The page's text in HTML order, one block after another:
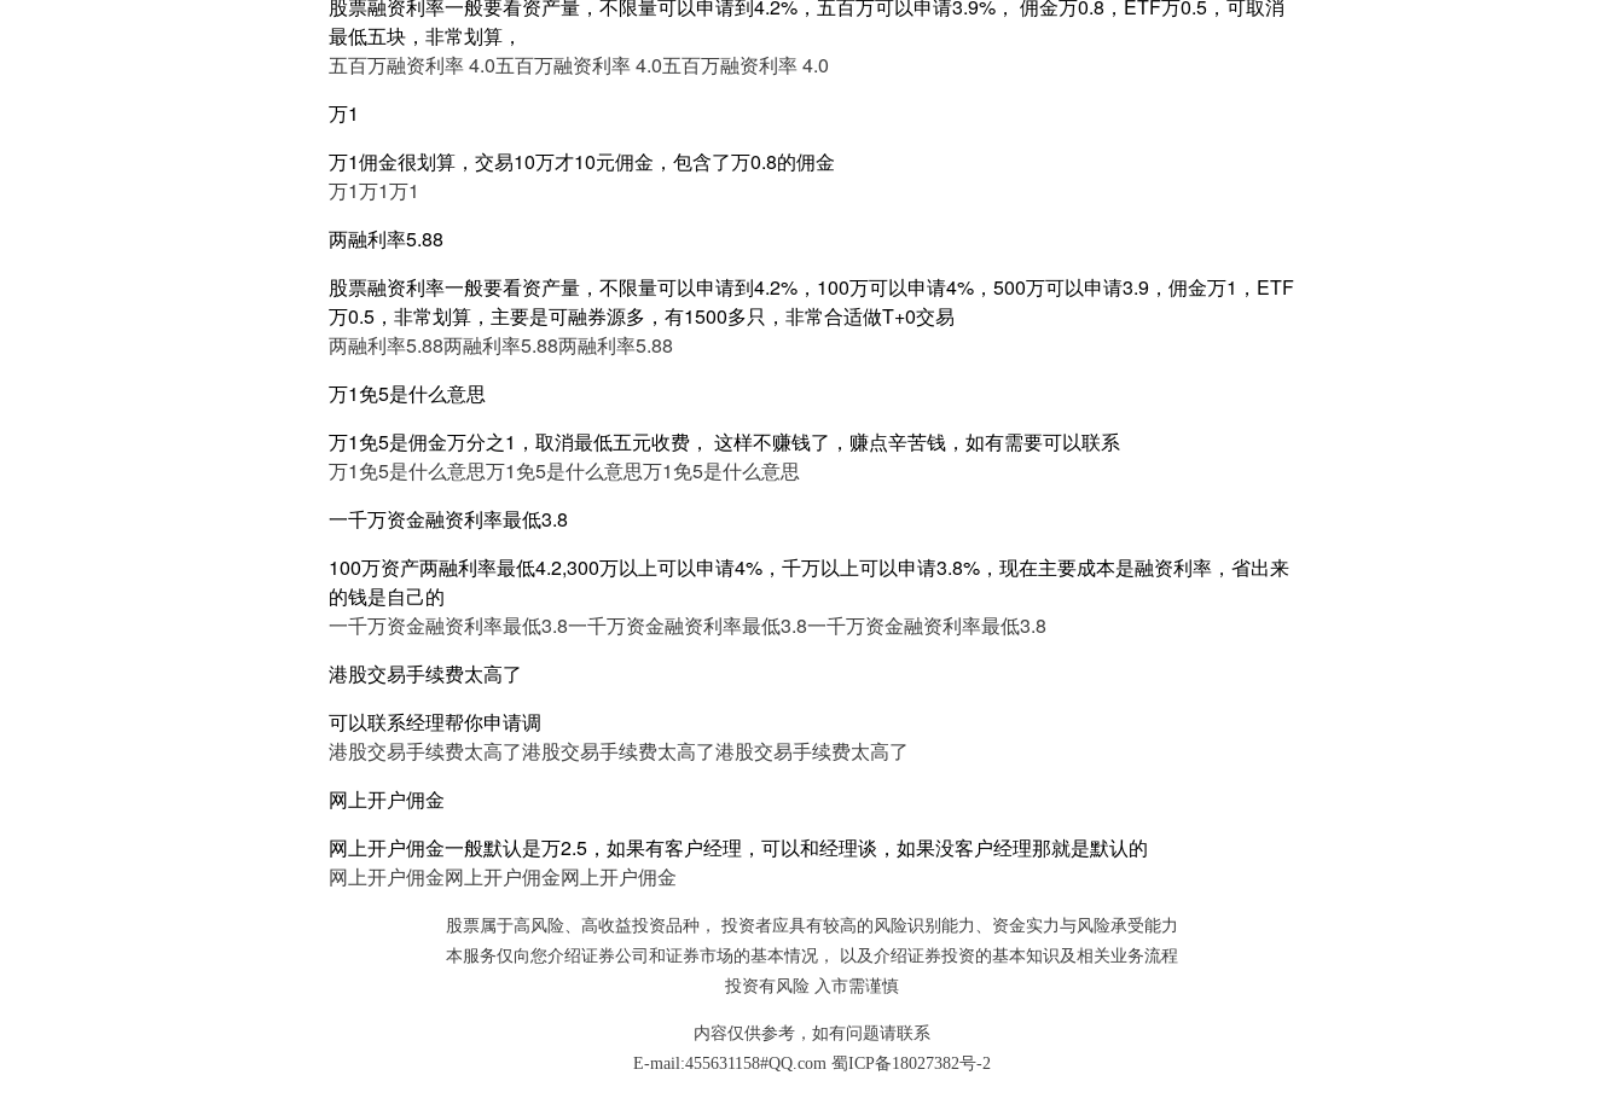
股票融资利率一般要看资产量，不限量可以申请到4.2%，五百万可以申请3.9%， 佣金万0.8，ETF万0.5，可取消
最低五块，非常划算，
五百万融资利率 4.0五百万融资利率 4.0五百万融资利率 4.0
万1
万1佣金很划算，交易10万才10元佣金，包含了万0.8的佣金
万1万1万1
两融利率5.88
股票融资利率一般要看资产量，不限量可以申请到4.2%，100万可以申请4%，500万可以申请3.9，佣金万1，ETF
万0.5，非常划算，主要是可融券源多，有1500多只，非常合适做T+0交易
两融利率5.88两融利率5.88两融利率5.88
万1免5是什么意思
万1免5是佣金万分之1，取消最低五元收费， 这样不赚钱了，赚点辛苦钱，如有需要可以联系
万1免5是什么意思万1免5是什么意思万1免5是什么意思
一千万资金融资利率最低3.8
100万资产两融利率最低4.2,300万以上可以申请4%，千万以上可以申请3.8%，现在主要成本是融资利率，省出来
的钱是自己的
一千万资金融资利率最低3.8一千万资金融资利率最低3.8一千万资金融资利率最低3.8
港股交易手续费太高了
可以联系经理帮你申请调
港股交易手续费太高了港股交易手续费太高了港股交易手续费太高了
网上开户佣金
网上开户佣金一般默认是万2.5，如果有客户经理，可以和经理谈，如果没客户经理那就是默认的
网上开户佣金网上开户佣金网上开户佣金
股票属于高风险、高收益投资品种， 投资者应具有较高的风险识别能力、资金实力与风险承受能力
本服务仅向您介绍证券公司和证券市场的基本情况， 以及介绍证券投资的基本知识及相关业务流程
投资有风险 入市需谨慎
内容仅供参考，如有问题请联系
E-mail:455631158#QQ.com 蜀ICP备18027382号-2